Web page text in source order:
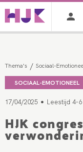
Thema's / Sociaal-
SOCIAAL-EMOTIONEEL
17/04/2025 • Leestijd 4-6
HJK